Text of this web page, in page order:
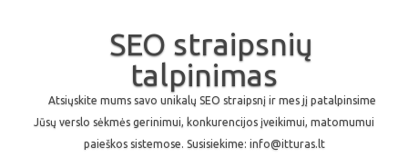
SEO straipsnių
talpinimas
Atsiųskite mums savo unikalų SEO straipsnį ir mes jį patalpinsime
Jūsų verslo sėkmės gerinimui, konkurencijos įveikimui, matomumui
paieškos sistemose. Susisiekime: info@itturas.lt